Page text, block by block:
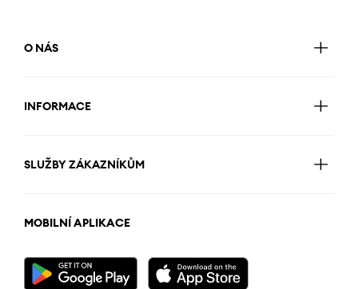
O NÁS
INFORMACE
SLUŽBY ZÁKAZNÍKŮM
MOBILNÍ APLIKACE